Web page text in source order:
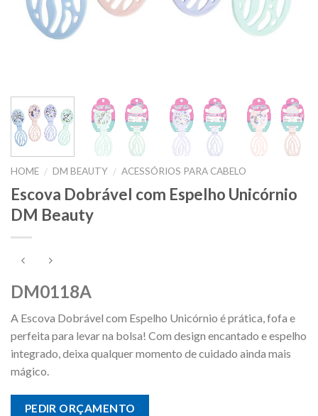
HOME / DM BEAUTY / ACESSÓRIOS PARA CABELO
Escova Dobrável com Espelho Unicórnio
DM Beauty
DM0118A
A Escova Dobrável com Espelho Unicórnio é prática, fofa e
perfeita para levar na bolsa! Com design encantado e espelho
integrado, deixa qualquer momento de cuidado ainda mais
mágico.
PEDIR ORÇAMENTO